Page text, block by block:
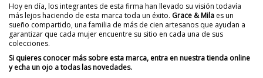
Hoy en día, los integrantes de esta firma han llevado su visión todavía
más lejos haciendo de esta marca toda un éxito. Grace & Mila es un
sueño compartido, una familia de más de cien artesanos que ayudan a
garantizar que cada mujer encuentre su sitio en cada una de sus
colecciones.
Si quieres conocer más sobre esta marca, entra en nuestra tienda online
y echa un ojo a todas las novedades.